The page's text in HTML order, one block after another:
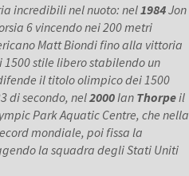
incredibili nel nuoto: nel1984Jon
6 vincendo nei 200 metri
Matt Biondi fino alla vittoria
1500 stile libero stabilendo un
il titolo olimpico dei 1500
di secondo, nel2000 Ian Thorpeil
Park Aquatic Centre, che nella
mondiale, poi fissa la
la squadra degli Stati Uniti